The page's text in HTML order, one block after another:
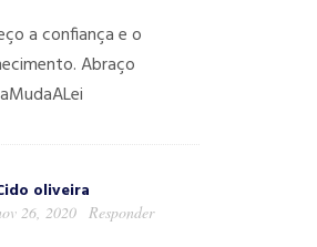
a confiança e o
Abraço
oliveira
26, 2020 Responder